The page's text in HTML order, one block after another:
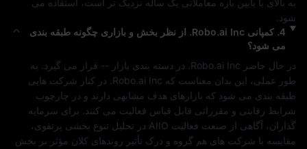
شود.
4
. کمپانی Robo.ai Inc. از نظر بخش و بازاری چگونه طبقه‌ بندی
می‌ شود؟
در حال حاضر Robo.ai Inc. در دسته‌ بندی بازار --
طور عملی، این بدان معناست که Robo.ai Inc.
گذاران، آگاهی از صنعت فعالیت AIIO
مقایسه با شرکت‌ های هم‌ گروه و درک تأثیر روندهای کلان مؤثر بر بخش